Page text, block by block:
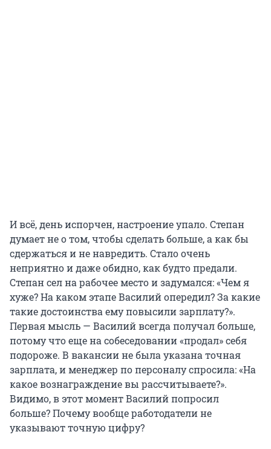
И всё, день испорчен, настроение упало. Степан
думает не о том, чтобы сделать больше, а как бы
сдержаться и не навредить. Стало очень
неприятно и даже обидно, как будто предали.
Степан сел на рабочее место и задумался: «Чем я
хуже? На каком этапе Василий опередил? За какие
такие достоинства ему повысили зарплату?».
Первая мысль — Василий всегда получал больше,
потому что еще на собеседовании «продал» себя
подороже. В вакансии не была указана точная
зарплата, и менеджер по персоналу спросила: «На
какое вознаграждение вы рассчитываете?».
Видимо, в этот момент Василий попросил
больше? Почему вообще работодатели не
указывают точную цифру?